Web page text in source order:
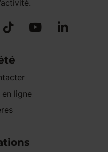
ligne